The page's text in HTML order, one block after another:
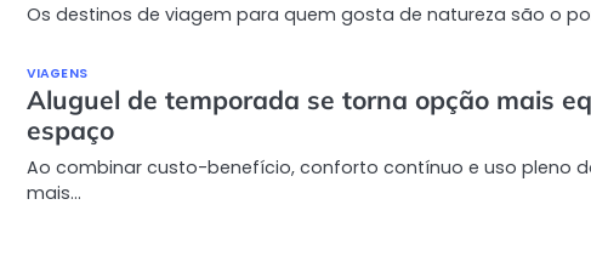
Os destinos de viagem para quem gosta de natureza são o
VIAGENS
Aluguel de temporada se torna opção mais
espaço
Ao combinar custo-benefício, conforto contínuo e uso pleno
mais…